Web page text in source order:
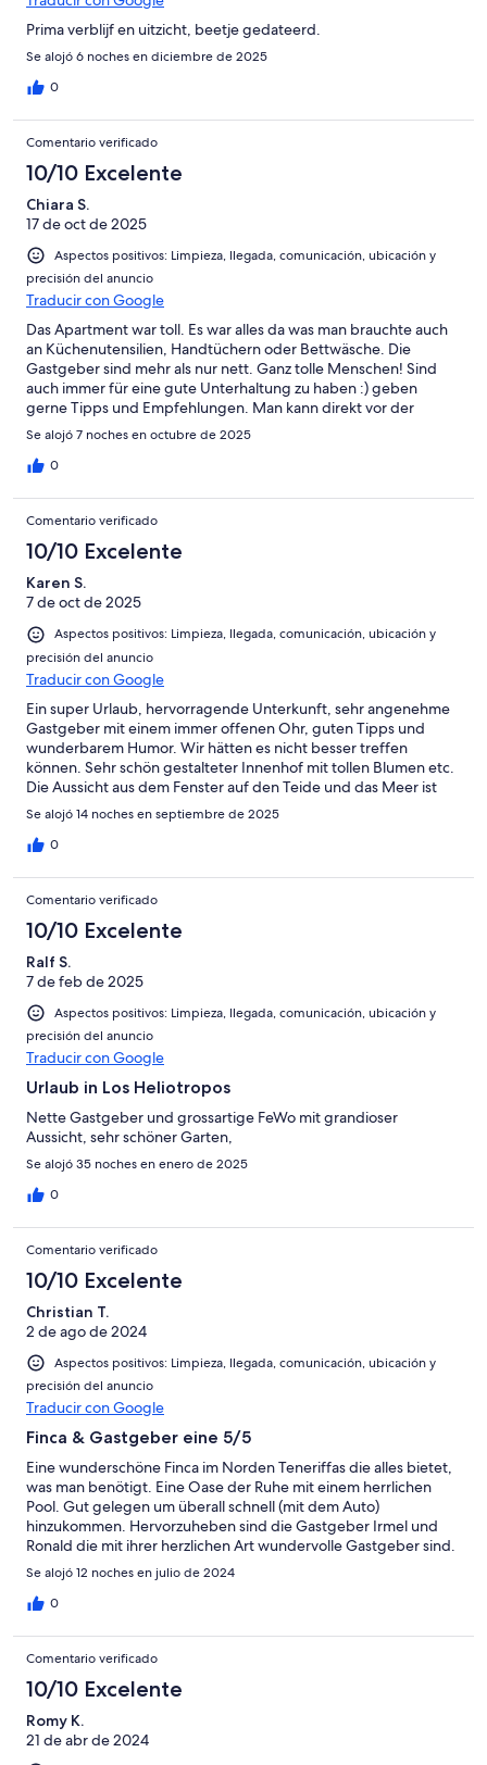
Prima verblijf en uitzicht, beetje gedateerd.
Se alojó 6 noches en diciembre de 2025
0
Comentario verificado
10/10 Excelente
Chiara S.
17 de oct de 2025
Aspectos positivos: Limpieza, llegada, comunicación, ubicación y
precisión del anuncio
Traducir con Google
Das Apartment war toll. Es war alles da was man brauchte auch
an Küchenutensilien, Handtüchern oder Bettwäsche. Die
Gastgeber sind mehr als nur nett. Ganz tolle Menschen! Sind
auch immer für eine gute Unterhaltung zu haben :) geben
gerne Tipps und Empfehlungen. Man kann direkt vor der
Unterkunft parken, die Straße bietet genug Platz so dass man
sogar so parken kann dass man sein Auto gut und direkt
ausräumen kann. Der Pool sieht toll aus und ist groß. Da das
Se alojó 7 noches en octubre de 2025
0
Comentario verificado
10/10 Excelente
Karen S.
7 de oct de 2025
Aspectos positivos: Limpieza, llegada, comunicación, ubicación y
precisión del anuncio
Traducir con Google
Ein super Urlaub, hervorragende Unterkunft, sehr angenehme
Gastgeber mit einem immer offenen Ohr, guten Tipps und
wunderbarem Humor. Wir hätten es nicht besser treffen
können. Sehr schön gestalteter Innenhof mit tollen Blumen etc.
Die Aussicht aus dem Fenster auf den Teide und das Meer ist
sehr schön und man kann vom Sonnenuntergang nicht genug
bekommen. Man kann mit dem Auto direkt vor dem Haus
parken und ist schnell auf der Autobahn. Großer Pool, überall
Poolrand einfach auf den Liegen schlummern ist toll. Wirklich
empfehlenswert. Irmel und Ronald, vielen Dank.
Se alojó 14 noches en septiembre de 2025
0
Comentario verificado
10/10 Excelente
Ralf S.
7 de feb de 2025
Aspectos positivos: Limpieza, llegada, comunicación, ubicación y
precisión del anuncio
Traducir con Google
Urlaub in Los Heliotropos
Nette Gastgeber und grossartige FeWo mit grandioser
Aussicht, sehr schöner Garten,
Se alojó 35 noches en enero de 2025
0
Comentario verificado
10/10 Excelente
Christian T.
2 de ago de 2024
Aspectos positivos: Limpieza, llegada, comunicación, ubicación y
precisión del anuncio
Traducir con Google
Finca & Gastgeber eine 5/5
Eine wunderschöne Finca im Norden Teneriffas die alles bietet,
was man benötigt. Eine Oase der Ruhe mit einem herrlichen
Pool. Gut gelegen um überall schnell (mit dem Auto)
hinzukommen. Hervorzuheben sind die Gastgeber Irmel und
Ronald die mit ihrer herzlichen Art wundervolle Gastgeber sind.
Von uns eine 5/5 ⭐️⭐️⭐️⭐️⭐️
Se alojó 12 noches en julio de 2024
0
Comentario verificado
10/10 Excelente
Romy K.
21 de abr de 2024